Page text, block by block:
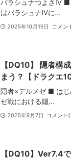
バラシュナつよさⅣ ■
はバラシュナⅣに...
2025年10月19日 コメン
【DQ10】 隠者構
まう？【ドラクエ10
隠者×デルメゼ ■ はじ
ゼ戦における隠...
2025年9月7日 コメント
【DQ10】Ver7.4